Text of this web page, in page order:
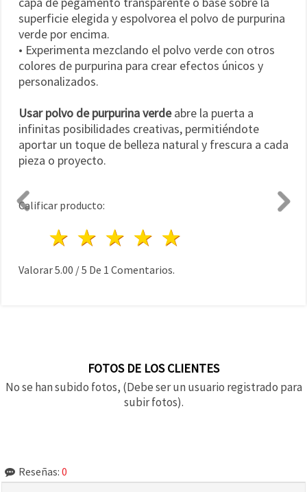
superficie elegida y espolvorea el polvo de purpurina
verde por encima.
• Experimenta mezclando el polvo verde con otros
colores de purpurina para crear efectos únicos y
personalizados.
Usar polvo de purpurina verdeabre la puerta a
infinitas posibilidades creativas, permitiéndote
aportar un toque de belleza natural y frescura a cada
pieza o proyecto.
Calificar producto:
4 estrellas
3 estrellas
2 estrellas
1 estrella
Valorar5.00 /5 De 1 Comentarios.
FOTOS DE LOS CLIENTES
No se han subido fotos, (Debe ser un usuario registrado para
subir fotos).
Reseñas: 0